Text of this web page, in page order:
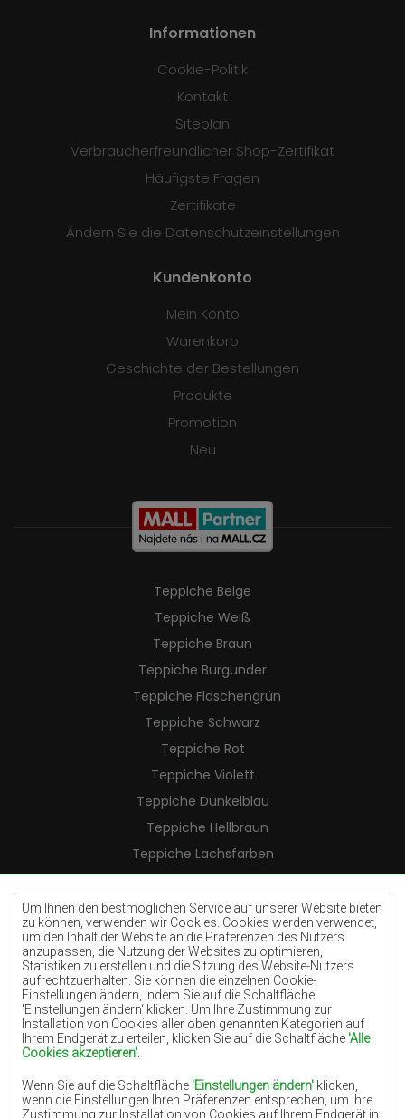
Um Ihnen den bestmöglichen Service auf unserer Website bieten
zu können, verwenden wir Cookies. Cookies werden verwendet,
um den Inhalt der Website an die Präferenzen des Nutzers
anzupassen, die Nutzung der Websites zu optimieren,
Statistiken zu erstellen und die Sitzung des Website-Nutzers
aufrechtzuerhalten. Sie können die einzelnen Cookie-
Einstellungen ändern, indem Sie auf die Schaltfläche
'Einstellungen ändern‘ klicken. Um Ihre Zustimmung zur
Installation von Cookies aller oben genannten Kategorien auf
Ihrem Endgerät zu erteilen, klicken Sie auf die Schaltfläche 'Alle
Cookies akzeptieren'
Wenn Sie auf die Schaltfläche 'Einstellungen ändern' klicken,
wenn die Einstellungen Ihren Präferenzen entsprechen, um Ihre
Zustimmung zur Installation von Cookies auf Ihrem Endgerät in
Informationen
Cookie-Politik
Kontakt
Siteplan
Verbraucherfreundlicher Shop-Zertifikat
Häufigste Fragen
Zertifikate
Ändern Sie die Datenschutzeinstellungen
Kundenkonto
Mein Konto
Warenkorb
Geschichte der Bestellungen
Produkte
Promotion
Neu
Teppiche Beige
Teppiche Weiß
Teppiche Braun
Teppiche Burgunder
Teppiche Flaschengrün
Teppiche Schwarz
Teppiche Rot
Teppiche Violett
Teppiche Dunkelblau
Teppiche Hellbraun
Teppiche Lachsfarben
Teppiche Cremefarben
Teppiche Lilac
Teppiche Gelb
Teppiche Pfefferminz
Teppiche Blau
Teppiche Orange
Teppiche Rosa
Teppiche Terrakotte